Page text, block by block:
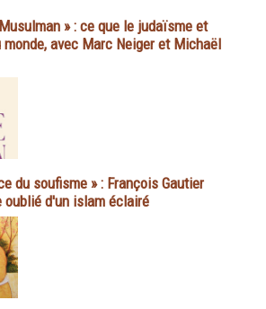
» : ce que le judaïsme et
avec Marc Neiger et Michaël
du soufisme » : François Gautier
d'un islam éclairé